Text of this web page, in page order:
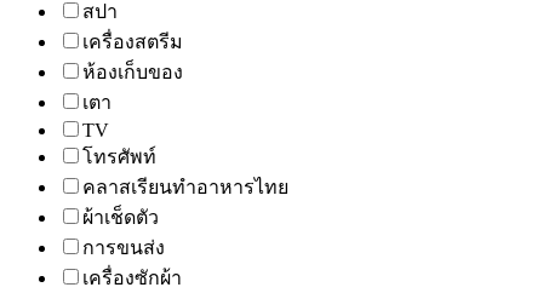
สปา
เครื่องสตรีม
ห้องเก็บของ
เตา
TV
โทรศัพท์
คลาสเรียนทำอาหารไทย
ผ้าเช็ดตัว
การขนส่ง
เครื่องซักผ้า